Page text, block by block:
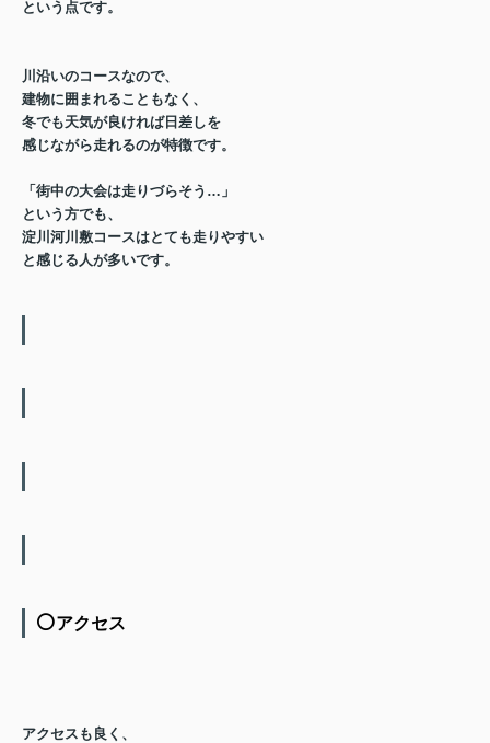
という点です。
川沿いのコースなので、
建物に囲まれることもなく、
冬でも天気が良ければ日差しを
感じながら走れるのが特徴です。
「街中の大会は走りづらそう…」
という方でも、
淀川河川敷コースはとても走りやすい
と感じる人が多いです。
⚪️アクセス
アクセスも良く、